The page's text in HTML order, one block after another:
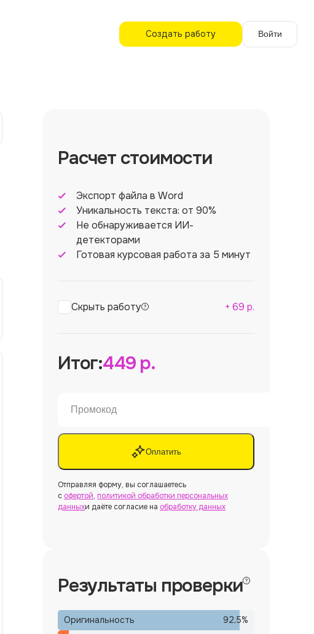
Создать работу Войти
Расчет стоимости
Экспорт файла в Word
Уникальность текста: от 90%
Не обнаруживается ИИ-
детекторами
Готовая курсовая работа за 5 минут
Скрыть работу + 69 р.
Итог:449р.
Оплатить
Отправляя форму, вы соглашаетесь
с офертой, политикой обработки персональных
данныхи даёте согласие на обработку данных
Результаты проверки
Оригинальность 92,5%